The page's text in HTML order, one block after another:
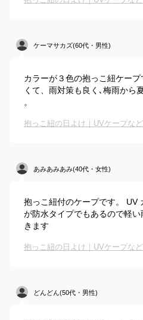
ケーマサカズ(60代・男性)
カラーが３色の抱っこ紐ケー
くて、雨対策も良く､梅雨から
。
あみあみあみ(40代・女性)
抱っこ紐付のケープです。 UV
が防水タイプでもあるので軽
きます
どんどん(50代・男性)